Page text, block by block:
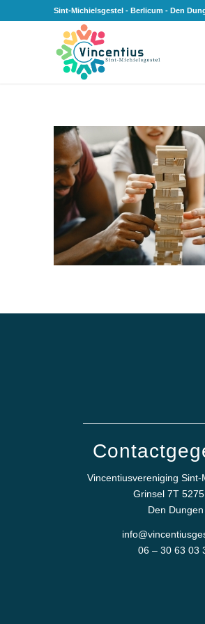
Sint-Michielsgestel - Berlicum - Den
Vincentiusvereniging Sint-
Grinsel 7T 5275
Den Dungen
06 – 30 63 03